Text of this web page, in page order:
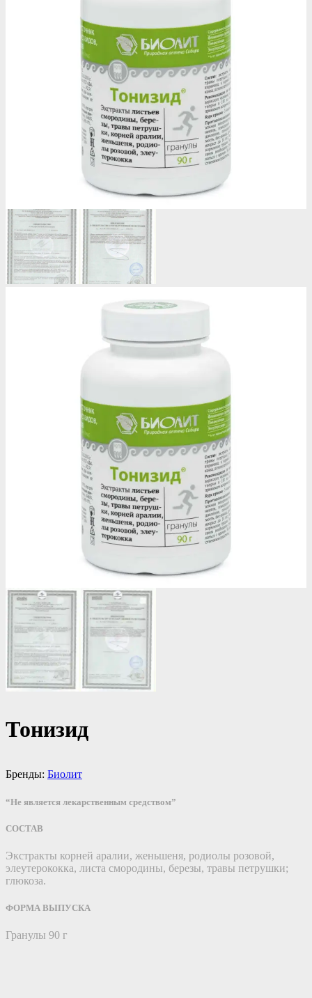
Тонизид
Бренды: Биолит
“Не является лекарственным средством”
СОСТАВ
Экстракты корней аралии, женьшеня, родиолы розовой,
элеутерококка, листа смородины, березы, травы петрушки;
глюкоза.
ФОРМА ВЫПУСКА
Гранулы 90 г